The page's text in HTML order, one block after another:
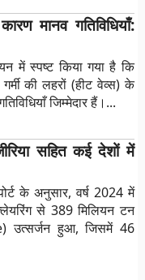
मानव गतिविधियाँ:
में स्पष्ट किया गया है कि
की लहरों (हीट वेव्स) के
जिम्मेदार हैं।...
सहित कई देशों में
के अनुसार, वर्ष 2024 में
से 389 मिलियन टन
उत्सर्जन हुआ, जिसमें 46